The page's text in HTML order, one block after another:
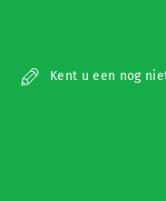
Kent u een nog